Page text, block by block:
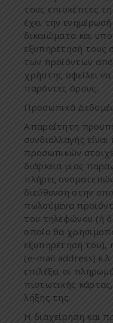
τους επισκέπτες
έχει την ενημέρωσή
δικαιώματα και υπ
εξυπ ηρέτησή τους
των προϊόντων από
χρήστης οφείλει να
παρόντες όρους.
Προσωπικά
Απαραίτητη προϋπ
συνδιαλλαγής είναι
προσωπικών
διάρκεια μιας π
πλήρες ονοματεπ
διεύθυνση στην οπ
πωλούμενα π
του τηλεφώνου (ή ό
οποίο θα χρησι μοπ
εξυπ ηρέτησή του),
(e-mail address) κ.λ
επιλέξει οι πληρωμ
πιστωτικής κάρτας,
λήξης της.
Η διαχείρηση και π